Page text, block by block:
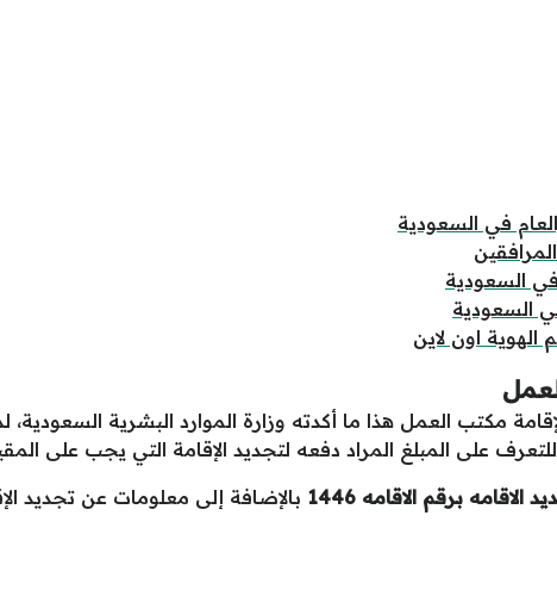
في السعودية
السعودية
السعودية
اون لاين
مكتب العمل هذا ما أكدته وزارة الموارد البشرية
على المبلغ المراد دفعه لتجديد الإقامة التي يجب على
برقم الاقامه 1446
بالإضافة إلى معلومات عن تجديد